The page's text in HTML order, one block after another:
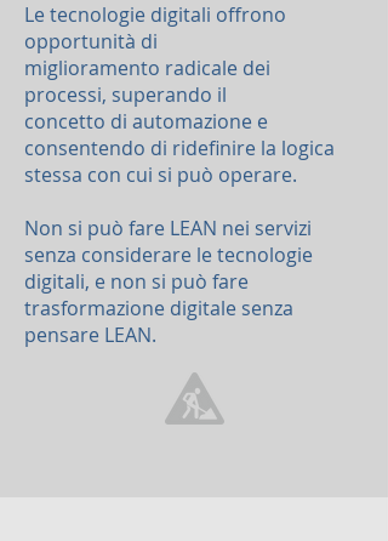
Le tecnologie digitali offrono
opportunità di
miglioramento radicale dei
processi, superando il
concetto di automazione e
consentendo di ridefinire la logica
stessa con cui si può operare.
Non si può fare LEAN nei servizi
senza considerare le tecnologie
digitali, e non si può fare
trasformazione digitale senza
pensare LEAN.